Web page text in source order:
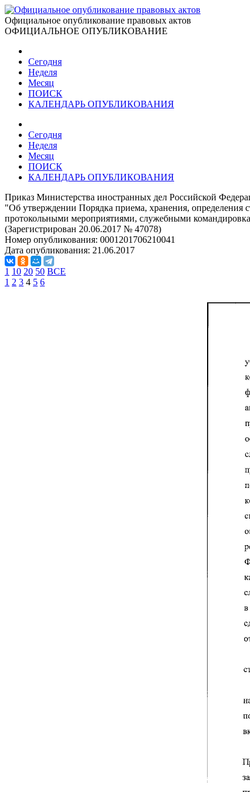
Официальное опубликование правовых актов
ОФИЦИАЛЬНОЕ ОПУБЛИКОВАНИЕ
Сегодня
Неделя
Месяц
ПОИСК
КАЛЕНДАРЬ ОПУБЛИКОВАНИЯ
Сегодня
Неделя
Месяц
ПОИСК
КАЛЕНДАРЬ ОПУБЛИКОВАНИЯ
Приказ Министерства иностранных дел Российской
"Об утверждении Порядка приема, хранения, определения
протокольными мероприятиями, служебными
(Зарегистрирован 20.06.2017 № 47078)
Номер опубликования: 0001201706210041
Дата опубликования: 21.06.2017
1 10 20 50 ВСЕ
1 2 3 4 5 6